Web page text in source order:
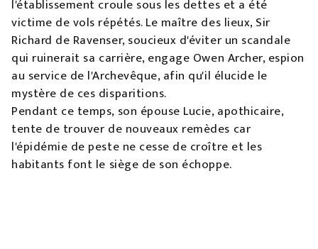
l'établissement croule sous les dettes et a été
victime de vols répétés. Le maître des lieux, Sir
Richard de Ravenser, soucieux d'éviter un scandale
qui ruinerait sa carrière, engage Owen Archer, espion
au service de l'Archevêque, afin qu'il élucide le
mystère de ces disparitions.
Pendant ce temps, son épouse Lucie, apothicaire,
tente de trouver de nouveaux remèdes car
l'épidémie de peste ne cesse de croître et les
habitants font le siège de son échoppe.